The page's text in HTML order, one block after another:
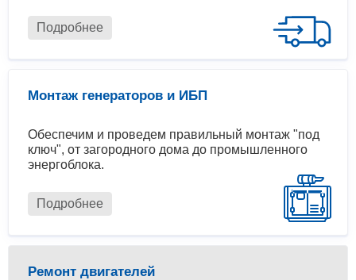
Подробнее
Монтаж генераторов и ИБП
Обеспечим и проведем правильный монтаж "под
ключ", от загородного дома до промышленного
энергоблока.
Подробнее
Ремонт двигателей